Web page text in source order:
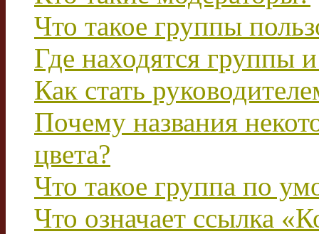
Что такое группы
Где находятся группы
Как стать
Почему названия
цвета?
Что такое группа по
Что означает ссылка